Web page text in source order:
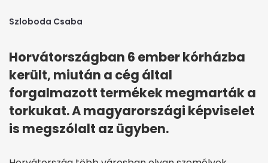
Szloboda Csaba
Horvátországban 6 ember kórházba
került, miután a cég által
forgalmazott termékek megmarták a
torkukat. A magyarországi képviselet
is megszólalt az ügyben.